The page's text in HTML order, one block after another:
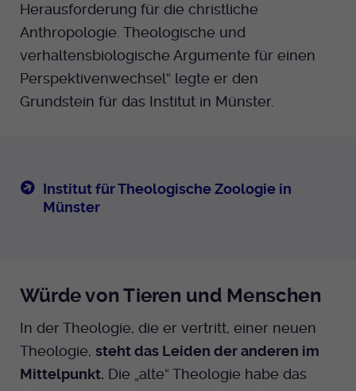
Herausforderung für die christliche
Anthropologie. Theologische und
verhaltensbiologische Argumente für einen
Perspektivenwechsel“ legte er den
Grundstein für das Institut in Münster.
Institut für Theologische Zoologie in
Münster
Würde von Tieren und Menschen
In der Theologie, die er vertritt, einer neuen
Theologie, steht das Leiden der anderen im
Mittelpunkt. Die „alte“ Theologie habe das